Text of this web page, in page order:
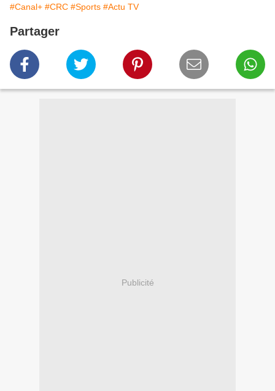
#Canal+ #CRC #Sports #Actu TV
Partager
Publicité